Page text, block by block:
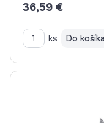
36,59 €
ks Do košíka